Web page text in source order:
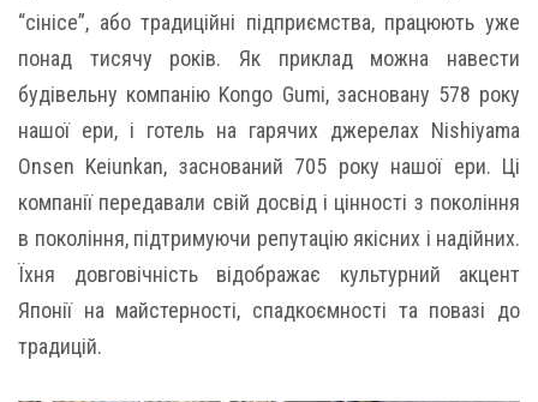
“сінісе”, або традиційні підприємства, працюють уже
понад тисячу років. Як приклад можна навести
будівельну компанію Kongo Gumi, засновану 578 року
нашої ери, і готель на гарячих джерелах Nishiyama
Onsen Keiunkan, заснований 705 року нашої ери. Ці
компанії передавали свій досвід і цінності з покоління
в покоління, підтримуючи репутацію якісних і надійних.
Їхня довговічність відображає культурний акцент
Японії на майстерності, спадкоємності та повазі до
традицій.